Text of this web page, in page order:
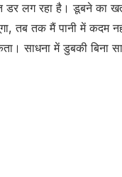
लग रहा है। डूबने का
तब तक मैं पानी में कदम
साधना में डुबकी बिना